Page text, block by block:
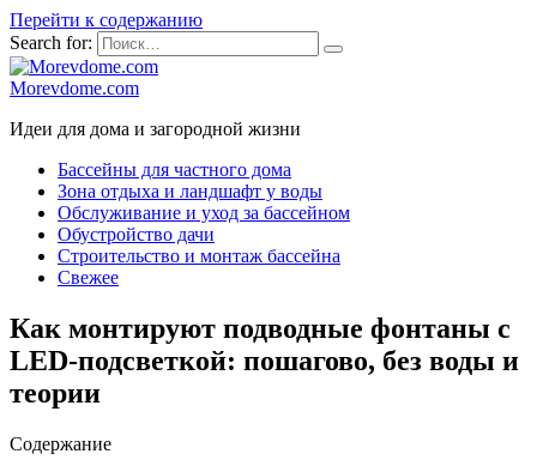
Перейти к содержанию
Search for:
Morevdome.com
Идеи для дома и загородной жизни
Бассейны для частного дома
Зона отдыха и ландшафт у воды
Обслуживание и уход за бассейном
Обустройство дачи
Строительство и монтаж бассейна
Свежее
Как монтируют подводные фонтаны с
LED-подсветкой: пошагово, без воды и
теории
Содержание